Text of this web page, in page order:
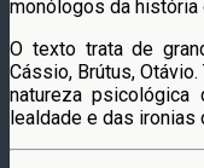
monólogos da história
O texto trata de
Cássio, Brútus,
natureza
lealdade e das ironias